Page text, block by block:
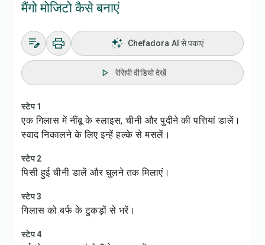
मैंगो मोजिटो कैसे बनाएं
Chefadora AI से पकाएं
रेसिपी वीडियो देखें
स्टेप 1
एक गिलास में नींबू के स्लाइस, चीनी और पुदीने की पत्तियां डालें।
स्वाद निकालने के लिए इन्हें हल्के से मसलें।
स्टेप 2
पिसी हुई चीनी डालें और घुलने तक मिलाएं।
स्टेप 3
गिलास को बर्फ के टुकड़ों से भरें।
स्टेप 4